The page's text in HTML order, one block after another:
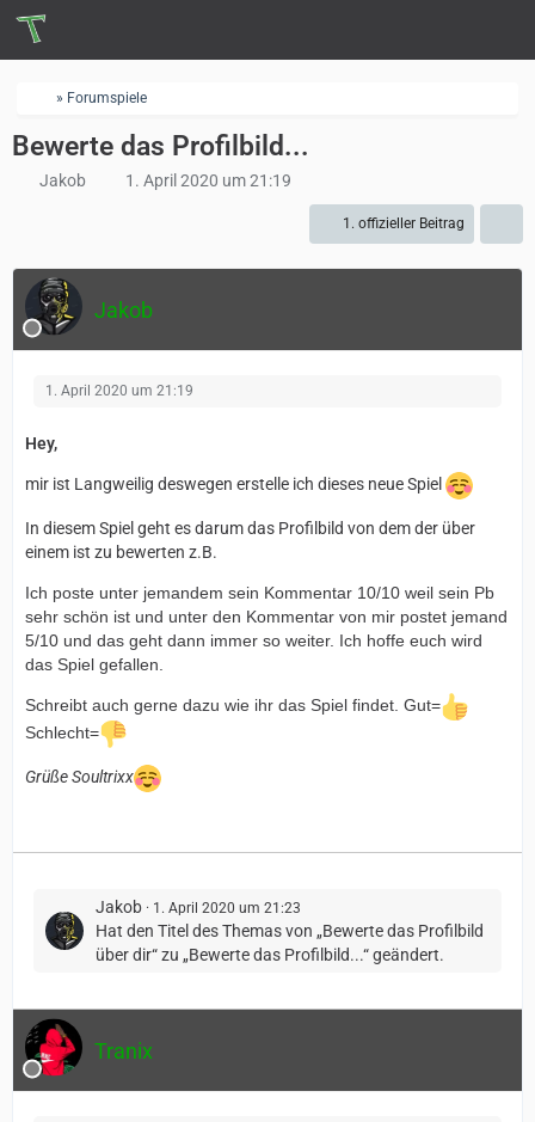
» Forumspiele
Bewerte das Profilbild...
Jakob 1. April 2020 um 21:19
1. offizieller Beitrag
Jakob
1. April 2020 um 21:19
Hey,
mir ist Langweilig deswegen erstelle ich dieses neue Spiel
In diesem Spiel geht es darum das Profilbild von dem der über
einem ist zu bewerten z.B.
Ich poste unter jemandem sein Kommentar 10/10 weil sein Pb
sehr schön ist und unter den Kommentar von mir postet jemand
5/10 und das geht dann immer so weiter. Ich hoffe euch wird
das Spiel gefallen.
Schreibt auch gerne dazu wie ihr das Spiel findet. Gut=
Schlecht=
Grüße Soultrixx
Jakob 1. April 2020 um 21:23
Hat den Titel des Themas von „Bewerte das Profilbild
über dir“ zu „Bewerte das Profilbild...“ geändert.
Tranix